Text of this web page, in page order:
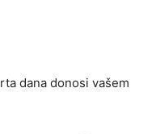
dana donosi vašem